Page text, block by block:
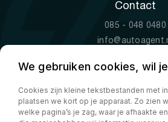
Contact
085 - 048 0480
Ma-Vr
09:00 -
Za
10:00 -
We gebruiken cookies, wil
Cookies zijn kleine tekstbestanden met
plaatsen we kort op je apparaat. Zo zien
welke pagina’s je zag, waar je afhaakte